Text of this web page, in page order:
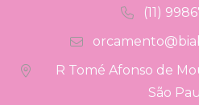
(11)
R Tomé Afonso de
São